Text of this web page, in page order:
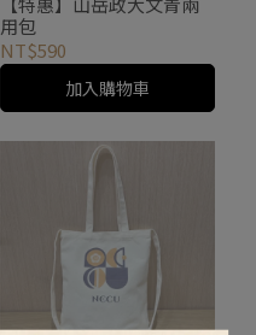
用包
NT$590
加入購物車